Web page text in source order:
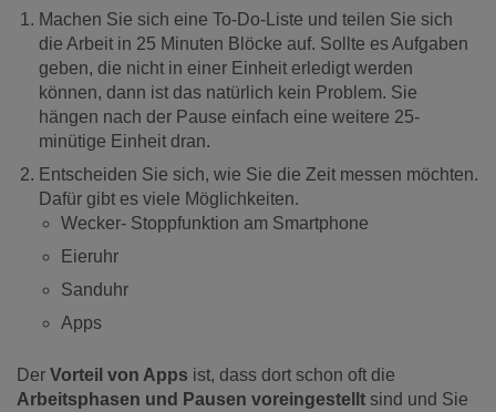
Machen Sie sich eine To-Do-Liste und teilen Sie sich
die Arbeit in 25 Minuten Blöcke auf. Sollte es Aufgaben
geben, die nicht in einer Einheit erledigt werden
können, dann ist das natürlich kein Problem. Sie
hängen nach der Pause einfach eine weitere 25-
minütige Einheit dran.
Entscheiden Sie sich, wie Sie die Zeit messen möchten.
Dafür gibt es viele Möglichkeiten.
Wecker- Stoppfunktion am Smartphone
Eieruhr
Sanduhr
Apps
Der Vorteil von Apps ist, dass dort schon oft die
Arbeitsphasen und Pausen voreingestellt sind und Sie